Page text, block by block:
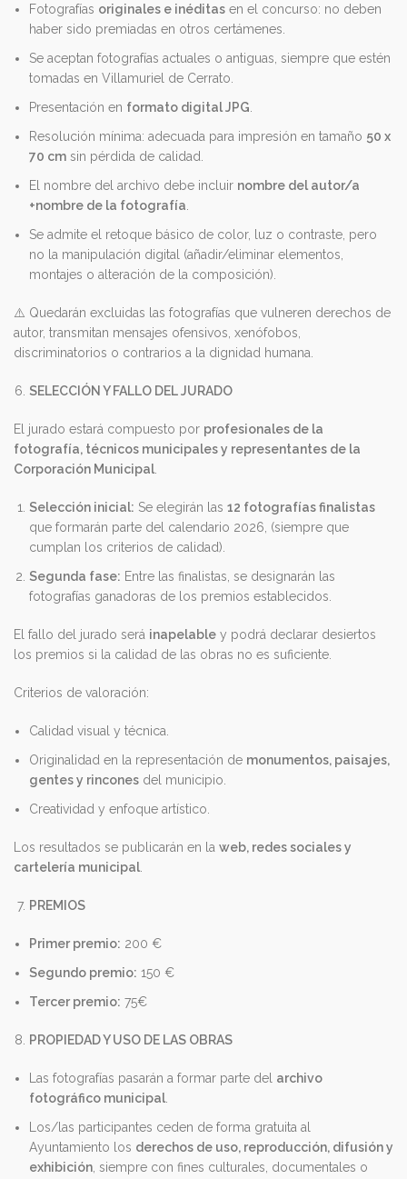
Fotografías originales e inéditas en el concurso: no deben
haber sido premiadas en otros certámenes.
Se aceptan fotografías actuales o antiguas, siempre que estén
tomadas en Villamuriel de Cerrato.
Presentación en formato digital JPG
Resolución mínima: adecuada para impresión en tamaño 50 x
70 cm sin pérdida de calidad.
El nombre del archivo debe incluir nombre del autor/a
+nombre de la fotografía
Se admite el retoque básico de color, luz o contraste, pero
no la manipulación digital (añadir/eliminar elementos,
montajes o alteración de la composición).
⚠️ Quedarán excluidas las fotografías que vulneren derechos de
autor, transmitan mensajes ofensivos, xenófobos,
discriminatorios o contrarios a la dignidad humana.
SELECCIÓN Y FALLO DEL JURADO
El jurado estará compuesto por profesionales de la
fotografía, técnicos municipales y representantes de la
Corporación Municipal
Selección inicial: Se elegirán las 12 fotografías finalistas
que formarán parte del calendario 2026, (siempre que
cumplan los criterios de calidad).
Segunda fase: Entre las finalistas, se designarán las
fotografías ganadoras de los premios establecidos.
El fallo del jurado será inapelable y podrá declarar desiertos
los premios si la calidad de las obras no es suficiente.
Criterios de valoración:
Calidad visual y técnica.
Originalidad en la representación de monumentos, paisajes,
gentes y rincones del municipio.
Creatividad y enfoque artístico.
Los resultados se publicarán en la web, redes sociales y
cartelería municipal
PREMIOS
Primer premio: 200 €
Segundo premio: 150 €
Tercer premio: 75€
PROPIEDAD Y USO DE LAS OBRAS
Las fotografías pasarán a formar parte del archivo
fotográfico municipal
Los/las participantes ceden de forma gratuita al
Ayuntamiento los derechos de uso, reproducción, difusión y
exhibición , siempre con fines culturales, documentales o